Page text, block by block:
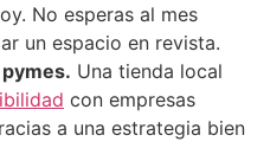
No esperas al mes
un espacio en revista.
Una tienda local
con empresas
a una estrategia bien